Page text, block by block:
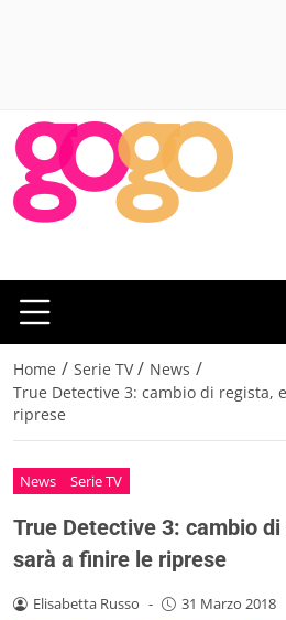
Home / Serie TV / News /
True Detective 3: cambio di regista,
riprese
News Serie TV
True Detective 3: cambio
sarà a finire le riprese
Elisabetta Russo - 31 Marzo 2018